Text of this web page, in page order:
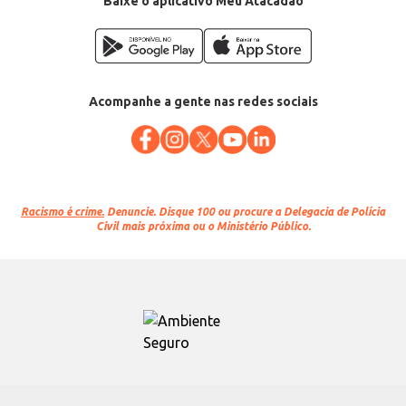
Acompanhe a gente nas redes sociais
Racismo é crime. Denuncie. Disque 100 ou procure a Delegacia de Polícia
Civil mais próxima ou o Ministério Público.